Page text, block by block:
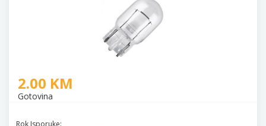
2.00 KM
Gotovina
Rok Isporuke: